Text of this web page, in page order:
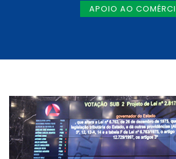
APOIO AO